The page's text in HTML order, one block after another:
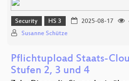
Security HS 3 2025-08-17
Susanne Schütze
Pflichtupload Staats-
Stufen 2, 3 und 4